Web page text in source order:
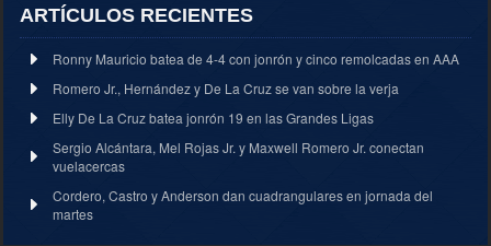
ARTÍCULOS RECIENTES
Ronny Mauricio batea de 4-4 con jonrón y cinco remolcadas en AAA
Romero Jr., Hernández y De La Cruz se van sobre la verja
Elly De La Cruz batea jonrón 19 en las Grandes Ligas
Sergio Alcántara, Mel Rojas Jr. y Maxwell Romero Jr. conectan
vuelacercas
Cordero, Castro y Anderson dan cuadrangulares en jornada del
martes